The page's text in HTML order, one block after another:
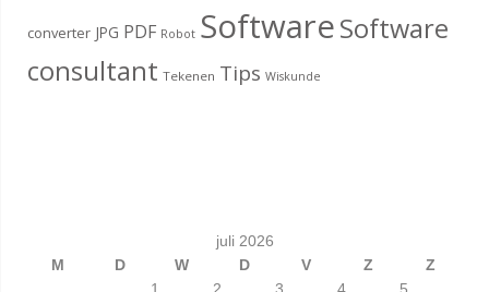
converter JPG PDF Robot SoftwareSoftware
consultant Tekenen Tips Wiskunde
juli 2026
M
D W D V Z
Z